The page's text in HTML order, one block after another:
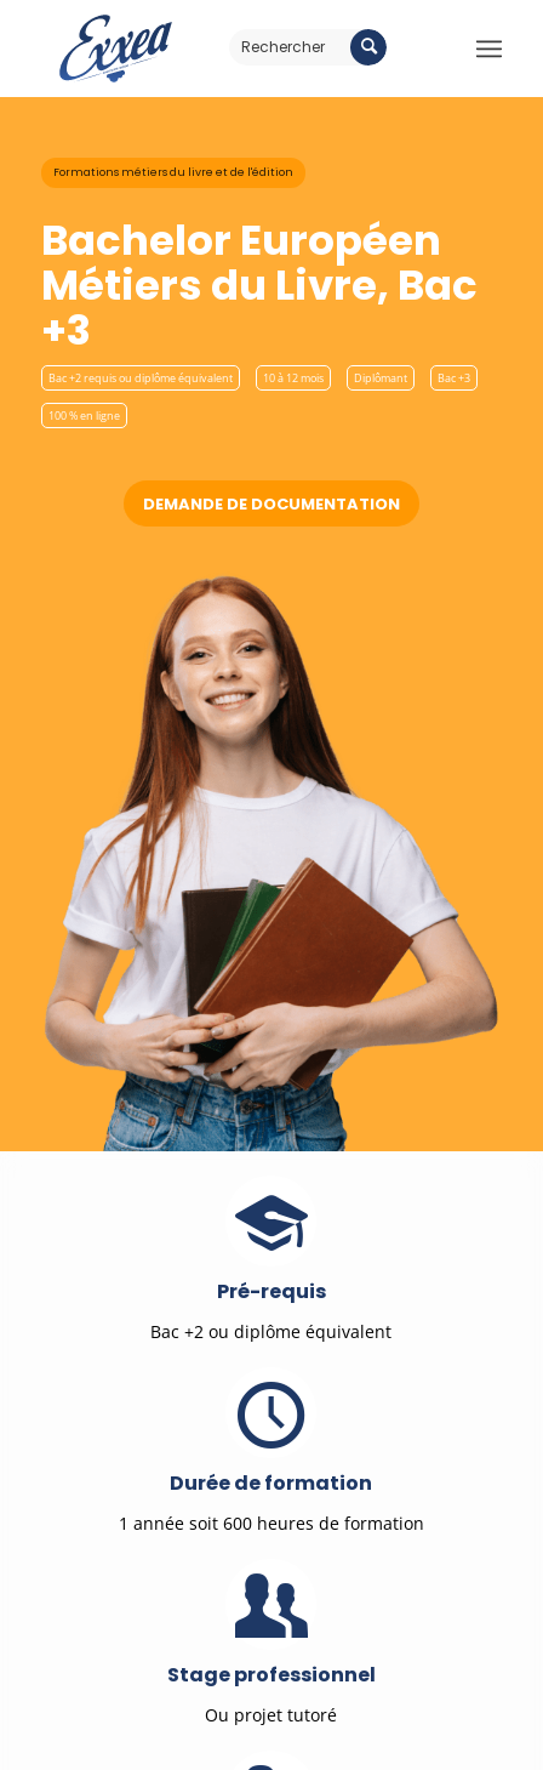
Formations métiers du livre et de l'édition
Bachelor Européen
Métiers du Livre, Bac
+3
Bac +2 requis ou diplôme équivalent 10 à 12 mois Diplômant Bac +3
100 % en ligne
DEMANDE DE DOCUMENTATION
Pré-requis
Bac +2 ou diplôme équivalent
Durée de formation
1 année soit 600 heures de formation
Stage professionnel
Ou projet tutoré